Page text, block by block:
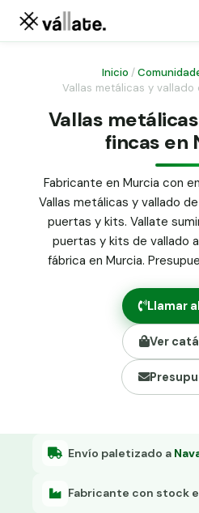
Malla ganadera
Malla simple torsión
Malla triple torsión
Panel malla H.
Puerta abatible dos
Puerta acceso peatonal
Poste malla Hércules
Poste malla simple
Alambre de espino
Alambre liso galvanizado
Malla ocultación 70 g/m²
Abrazadera PVC malla H.
Grapa malla H.
Inicio /
Vallas metálicas y
Vallas
fincas en
Fabricante en Murcia con
Vallas metálicas y vallado
puertas y kits. Vallate
puertas y kits de vallado
fábrica en Murcia.
Llamar
Ver
Envío paletizado a
Fabricante con stock